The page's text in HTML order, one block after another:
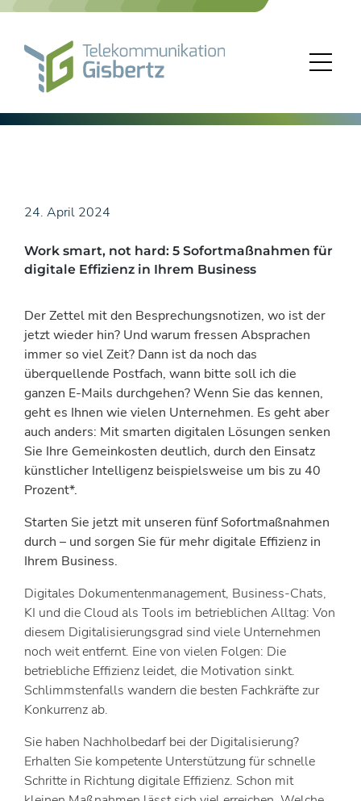
Skip
24. April 2024
Work smart, not hard: 5 Sofortmaßnahmen für
digitale Effizienz in Ihrem Business
Der Zettel mit den Besprechungsnotizen, wo ist der
jetzt wieder hin? Und warum fressen Absprachen
immer so viel Zeit? Dann ist da noch das
überquellende Postfach, wann bitte soll ich die
ganzen E-Mails durchgehen? Wenn Sie das kennen,
geht es Ihnen wie vielen Unternehmen. Es geht aber
auch anders: Mit smarten digitalen Lösungen senken
Sie Ihre Gemeinkosten deutlich, durch den Einsatz
künstlicher Intelligenz beispielsweise um bis zu 40
Prozent*.
Starten Sie jetzt mit unseren fünf Sofortmaßnahmen
durch – und sorgen Sie für mehr digitale Effizienz in
Ihrem Business.
Digitales Dokumentenmanagement, Business-Chats,
KI und die Cloud als Tools im betrieblichen Alltag: Von
diesem Digitalisierungsgrad sind viele Unternehmen
noch weit entfernt. Eine von vielen Folgen: Die
betriebliche Effizienz leidet, die Motivation sinkt.
Schlimmstenfalls wandern die besten Fachkräfte zur
Konkurrenz ab.
Sie haben Nachholbedarf bei der Digitalisierung?
Erhalten Sie kompetente Unterstützung für schnelle
Schritte in Richtung digitale Effizienz. Schon mit